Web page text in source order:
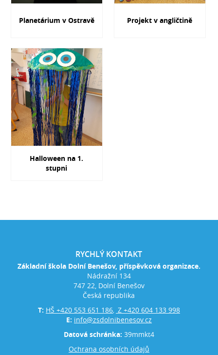
Planetárium v Ostravě Projekt v angličtině
Halloween na 1.
stupni
RYCHLÝ KONTAKT
Základní škola Dolní Benešov, příspěvková organizace.
Nádražní 134
747 22, Dolní Benešov
Česká republika
T: HŠ +420 553 651 186, Z +420 604 133 998
E: info@zsdolnibenesov.cz
Datová schránka: 39mmkt4
Ochrana osobních údajů